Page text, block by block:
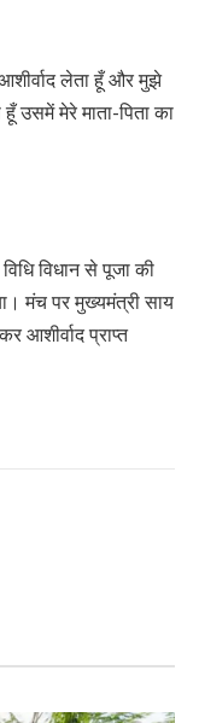
लेता हूँ और मुझे
उसमें मेरे माता-पिता का
विधान से पूजा की
मंच पर मुख्यमंत्री साय
आशीर्वाद प्राप्त